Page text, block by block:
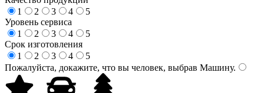
1
2 3 4
5
Уровень сервиса
1
2 3 4
5
Срок изготовления
1
2 3 4
5
Пожалуйста, докажите, что вы человек, выбрав Машину.